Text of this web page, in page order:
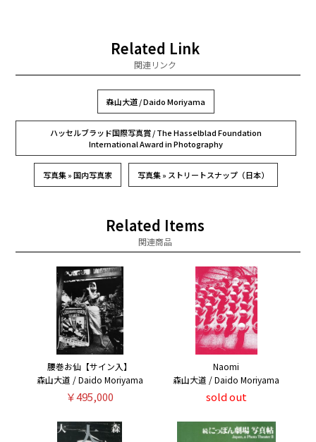
Related Link
関連リンク
森山大道 / Daido Moriyama
ハッセルブラッド国際写真賞 / The Hasselblad Foundation
International Award in Photography
写真集 » 国内写真家 写真集 » ストリートスナップ（日本）
Related Items
関連商品
腰巻お仙【サイン入】
森山大道 / Daido Moriyama
￥495,000
Naomi
森山大道 / Daido Moriyama
sold out